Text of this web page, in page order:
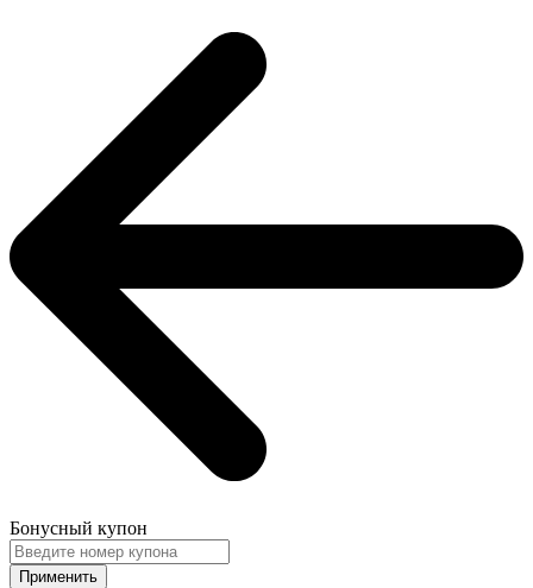
Бонусный купон
Применить